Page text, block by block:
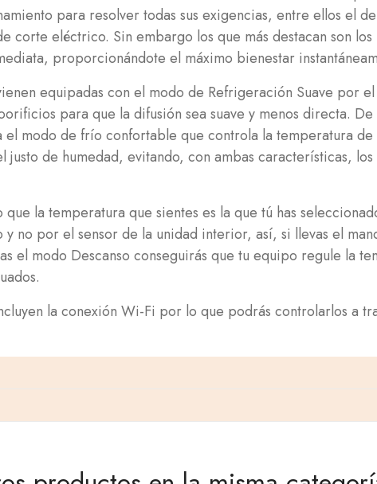
para resolver todas sus exigencias, entre ellos el
corte eléctrico. Sin embargo los que más destacan son
proporcionándote el máximo bienestar
equipadas con el modo de Refrigeración Suave
para que la difusión sea suave y menos directa.
el modo de frío confortable que controla la temperatura
de humedad, evitando, con ambas características,
la temperatura que sientes es la que tú has
no por el sensor de la unidad interior, así, si llevas el
el modo Descanso conseguirás que tu equipo regule la
la conexión Wi-Fi por lo que podrás controlarlos a